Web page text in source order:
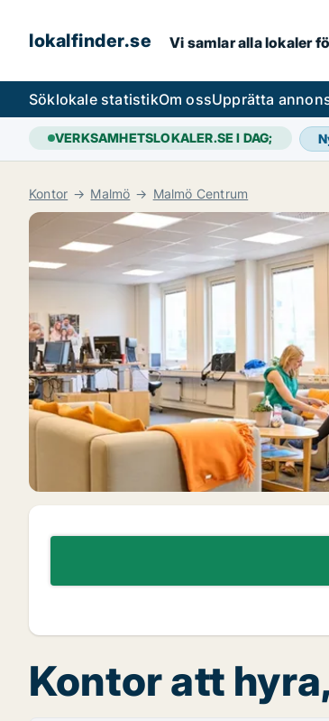
lokalfinder.se Vi samlar alla lokaler
Söklokale statistikOm ossUpprätta
VERKSAMHETSLOKALER.SE I DAG;
Kontor Malmö Malmö Centrum
Kontor att